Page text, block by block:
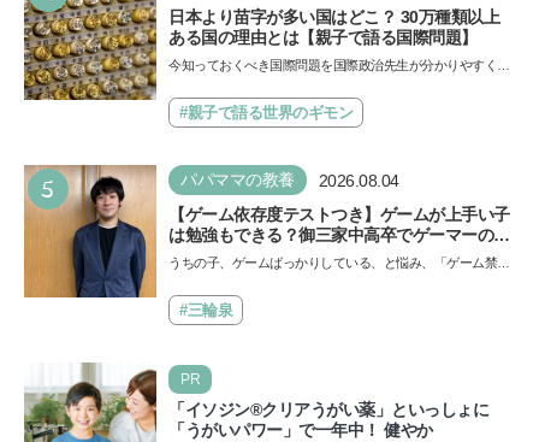
日本より苗字が多い国はどこ？ 30万種類以上
ある国の理由とは【親子で語る国際問題】
今知っておくべき国際問題を国際政治先生が分かりやすく解
類…
#親子で語る世界のギモン
5 パパママの教養 2026.08.04
【ゲーム依存度テストつき】ゲームが上手い子
は勉強もできる？御三家中高卒でゲーマーの医
師・阿部智史さんが教えるゲームしながら受験
うちの子、ゲームばっかりしている、と悩み、「ゲーム禁
も…
#三輪泉
PR
「イソジン®クリアうがい薬」といっしょに
「うがいパワー」で一年中！ 健やか